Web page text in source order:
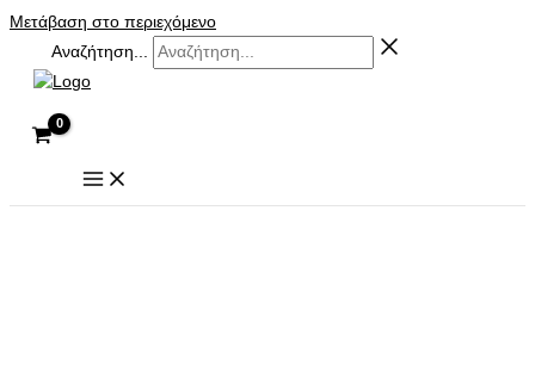
Μετάβαση στο περιεχόμενο
Αναζήτηση...